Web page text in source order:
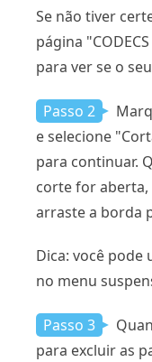
Se não tiver
página
para ver se o
Passo 2
e selecione
para continuar.
corte for
arraste a borda
Dica: você
no menu
Passo 3
para excluir as